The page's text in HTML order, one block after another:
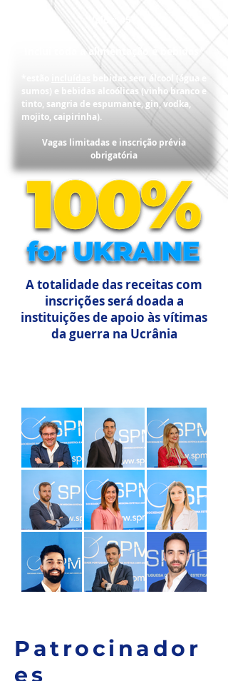
Inclui toda a alimentação e bebidas*
bebidas sem álcool (água e
sumos) e bebidas alcoólicas (vinho branco e
tinto, sangria de espumante, gin, vodka,
mojito, caipirinha).
Vagas limitadas e inscrição prévia
obrigatória
A totalidade das receitas com
inscrições será doada a
instituições de apoio às vítimas
da guerra na Ucrânia
Patrocinador
es